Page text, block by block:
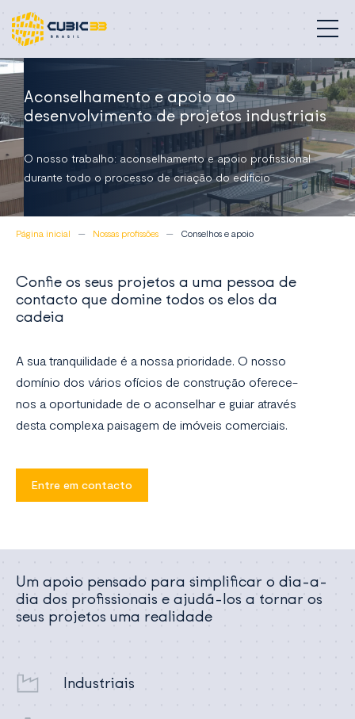
Aconselhamento e apoio ao
desenvolvimento de projetos industriais
O nosso trabalho: aconselhamento e apoio profissional
durante todo o processo de criação do edifício
Página inicial Nossas profissões Conselhos e apoio
Confie os seus projetos a uma pessoa de
contacto que domine todos os elos da
cadeia
A sua tranquilidade é a nossa prioridade. O nosso
domínio dos vários ofícios de construção oferece-
nos a oportunidade de o aconselhar e guiar através
desta complexa paisagem de imóveis comerciais.
Entre em contacto
Um apoio pensado para simplificar o dia-a-
dia dos profissionais e ajudá-los a tornar os
seus projetos uma realidade
Industriais
Edifícios especializados
Nossos serviços
Compromisso
Sobre nós
Brasil